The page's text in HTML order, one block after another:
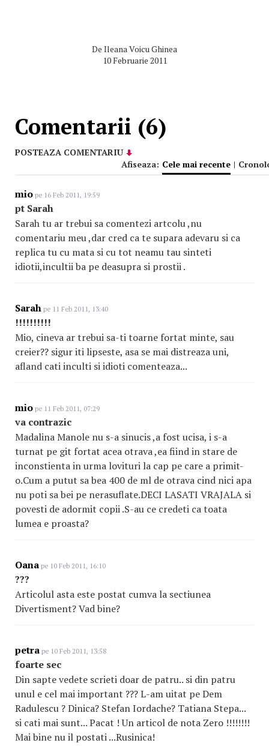
De Ileana Voicu Ghinea
10 Februarie 2011
Comentarii (6)
POSTEAZA COMENTARIU
Afiseaza: Cele mai recente |
mio pe 16 Feb 2011, 19:59
pt Sarah
Sarah tu ar trebui sa comentezi artcolu ,nu
comentariu meu ,dar cred ca te supara adevaru si ca
replica tu cu mata si cu tot neamu tau sinteti
idiotii,incultii ba pe deasupra si prostii .
Sarah pe 11 Feb 2011, 13:40
!!!!!!!!!!
Mio, cineva ar trebui sa-ti toarne fortat minte, sau
creier?? sigur iti lipseste, asa se mai distreaza uni,
afland cati inculti si idioti comenteaza...
mio pe 11 Feb 2011, 07:29
va contrazic
Madalina Manole nu s-a sinucis ,a fost ucisa, i s-a
turnat pe git fortat acea otrava ,ea fiind in stare de
inconstienta in urma lovituri la cap pe care a primit-
o.Cum a putut sa bea 400 de ml de otrava cind nici apa
nu poti sa bei pe nerasuflate.DECI LASATI VRAJALA si
povesti de adormit copii .S-au ce credeti ca toata
lumea e proasta?
Oana pe 10 Feb 2011, 16:10
???
Articolul asta este postat cumva la sectiunea
Divertisment? Vad bine?
petra pe 10 Feb 2011, 13:58
foarte sec
Din sapte vedete scrieti doar de patru.. si din patru
unul e cel mai important ??? L-am uitat pe Dem
Radulescu ? Dinica? Stefan Iordache? Tatiana Stepa...
si cati mai sunt... Pacat ! Un articol de nota Zero !!!!!!!!
Mai bine nu il postati ...Rusinica!